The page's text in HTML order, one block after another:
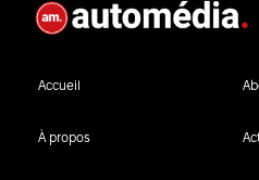
Accueil
À propos